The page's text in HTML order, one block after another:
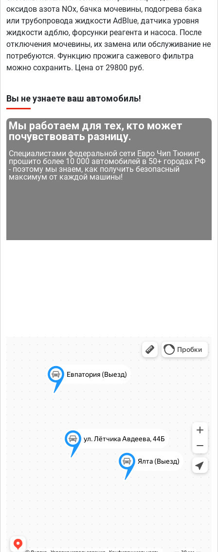
оксидов азота NOx, бачка мочевины, подогрева бака
или трубопровода жидкости AdBlue, датчика уровня
жидкости адблю, форсунки реагента и насоса. После
отключения мочевины, их замена или обслуживание не
потребуются. Функцию прожига сажевого фильтра
можно сохранить. Цена от 29800 руб.
Вы не узнаете ваш автомобиль!
Мы работаем для тех, кто может
почувствовать разницу.
Специалистами федеральной сети Евро Чип Тюнинг
прошито более 10 000 автомобилей в 50+ городах РФ
- поэтому мы знаем, как получить безопасный
максимум от каждой машины!